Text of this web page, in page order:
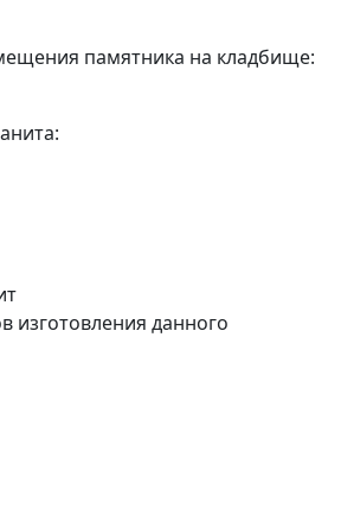
памятника на кладбище:
изготовления данного